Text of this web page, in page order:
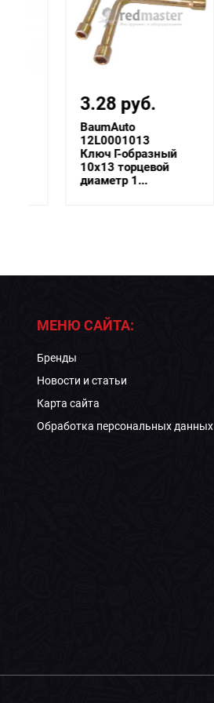
3.28 руб.
BaumAuto
12L0001013
Ключ Г-образный
10х13 торцевой
диаметр 1...
МЕНЮ САЙТА:
Бренды
Новости и статьи
Карта сайта
Обработка персональных данных